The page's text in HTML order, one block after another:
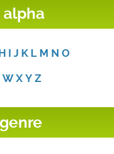
alpha
I J K L M N O
W X Y Z